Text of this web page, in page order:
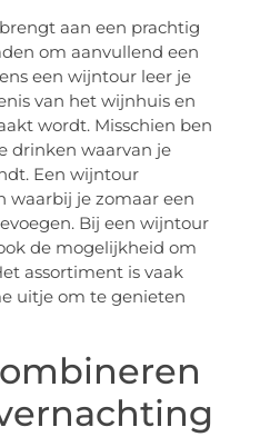
aan een prachtig
om aanvullend een
een wijntour leer je
van het wijnhuis en
wordt. Misschien ben
drinken waarvan je
Een wijntour
waarbij je zomaar een
Bij een wijntour
de mogelijkheid om
assortiment is vaak
uitje om te genieten